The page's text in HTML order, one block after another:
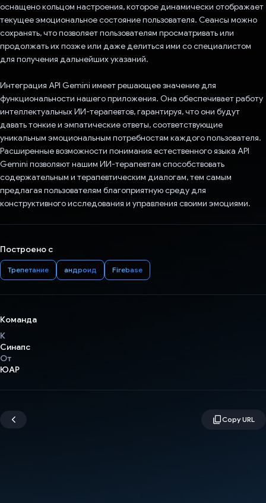
оснащено кольцом настроения, которое динамически отображает
текущее эмоциональное состояние пользователя. Сеансы можно
сохранять, что позволяет пользователям просматривать или
продолжать их позже или даже делиться ими со специалистом
для получения дальнейших указаний.
Интеграция API Gemini имеет решающее значение для
функциональности нашего приложения. Она обеспечивает работу
интеллектуальных ИИ-терапевтов, гарантируя, что они будут
давать тонкие и эмпатические ответы, соответствующие
уникальным эмоциональным потребностям каждого пользователя.
Расширенные возможности понимания естественного языка API
Gemini позволяют нашим ИИ-терапевтам способствовать
содержательным и терапевтическим диалогам, тем самым
предлагая пользователям благоприятную среду для
конструктивного исследования и управления своими эмоциями.
Построено с
Трепетание андроид Firebase
Команда
К
Синапс
От
ЮАР